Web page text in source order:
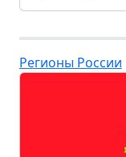
Регионы России